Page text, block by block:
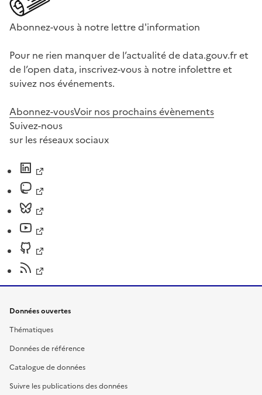
Abonnez-vous à notre lettre d'information
Pour ne rien manquer de l’actualité de data.gouv.fr et
de l’open data, inscrivez-vous à notre infolettre et
suivez nos événements.
Abonnez-vousVoir nos prochains évènements
Suivez-nous
sur les réseaux sociaux
Données ouvertes
Thématiques
Données de référence
Catalogue de données
Suivre les publications des données